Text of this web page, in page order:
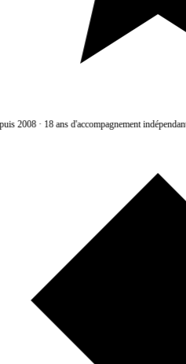
2008·18 ans d'accompagnement indépendant